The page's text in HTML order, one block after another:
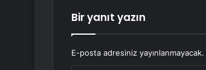
Bir yanıt yazın
E-posta adresiniz yayınlanmayacak.